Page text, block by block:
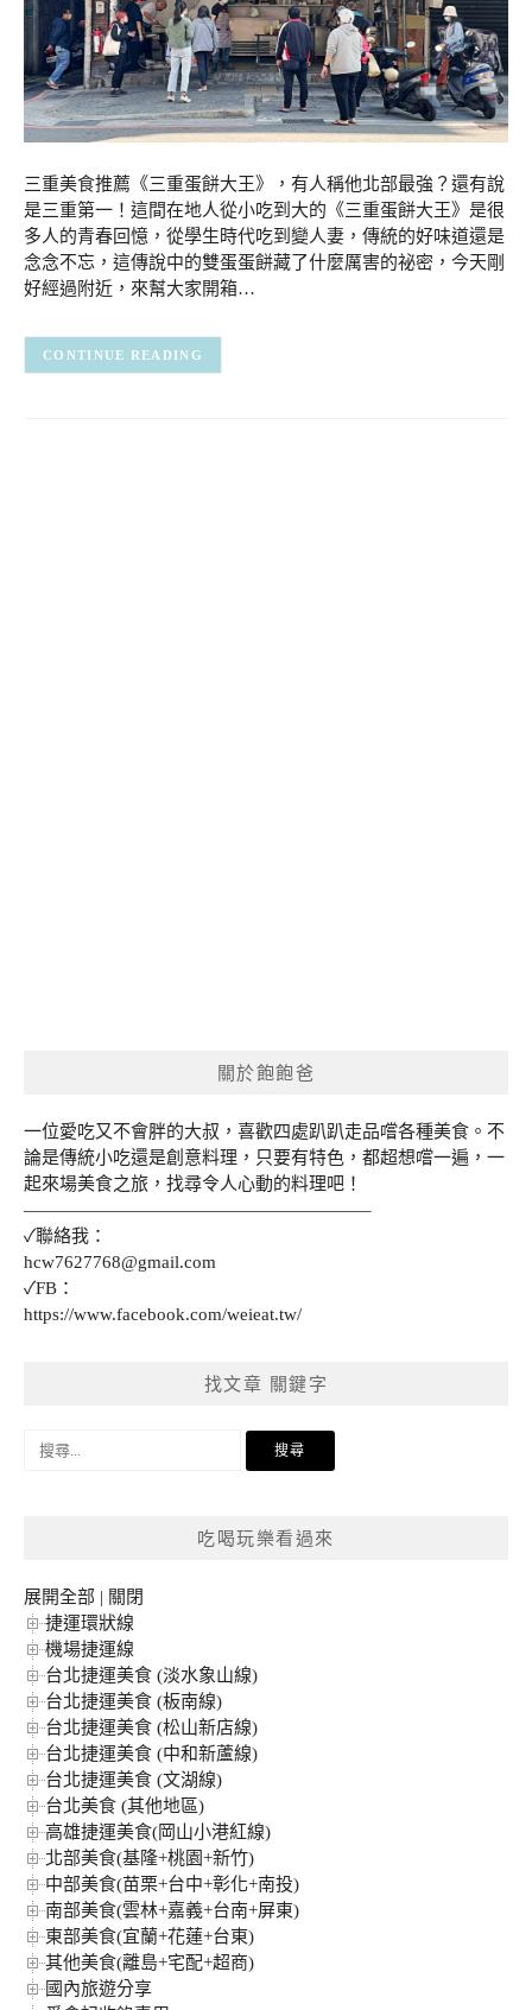
三重美食推薦《三重蛋餅大王》，有人稱他北部最強？還有說
是三重第一！這間在地人從小吃到大的《三重蛋餅大王》是很
多人的青春回憶，從學生時代吃到變人妻，傳統的好味道還是
念念不忘，這傳說中的雙蛋蛋餅藏了什麼厲害的祕密，今天剛
好經過附近，來幫大家開箱…
CONTINUE READING
關於飽飽爸
一位愛吃又不會胖的大叔，喜歡四處趴趴走品嚐各種美食。不
論是傳統小吃還是創意料理，只要有特色，都超想嚐一遍，一
起來場美食之旅，找尋令人心動的料理吧！
———————————————————–
✓聯絡我：
hcw7627768@gmail.com
✓FB：
https://www.facebook.com/weieat.tw/
找文章 關鍵字
搜
吃喝玩樂看過來
展開全部 | 關閉
捷運環狀線
機場捷運線
台北捷運美食 (淡水象山線)
台北捷運美食 (板南線)
台北捷運美食 (松山新店線)
台北捷運美食 (中和新蘆線)
台北捷運美食 (文湖線)
台北美食 (其他地區)
高雄捷運美食(岡山小港紅線)
北部美食(基隆+桃園+新竹)
中部美食(苗栗+台中+彰化+南投)
南部美食(雲林+嘉義+台南+屏東)
東部美食(宜蘭+花蓮+台東)
其他美食(離島+宅配+超商)
國內旅遊分享